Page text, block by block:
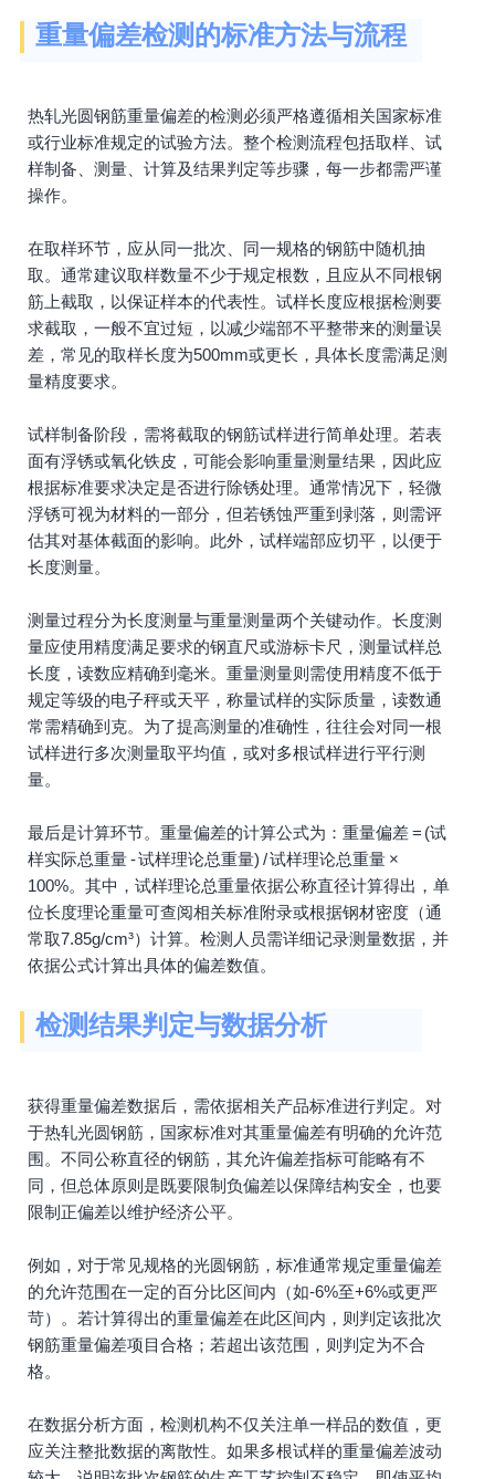
重量偏差检测的标准方法与流程
热轧光圆钢筋重量偏差的检测必须严格遵循相关国家标准
或行业标准规定的试验方法。整个检测流程包括取样、试
样制备、测量、计算及结果判定等步骤，每一步都需严谨
操作。
在取样环节，应从同一批次、同一规格的钢筋中随机抽
取。通常建议取样数量不少于规定根数，且应从不同根钢
筋上截取，以保证样本的代表性。试样长度应根据检测要
求截取，一般不宜过短，以减少端部不平整带来的测量误
差，常见的取样长度为500mm或更长，具体长度需满足测
量精度要求。
试样制备阶段，需将截取的钢筋试样进行简单处理。若表
面有浮锈或氧化铁皮，可能会影响重量测量结果，因此应
根据标准要求决定是否进行除锈处理。通常情况下，轻微
浮锈可视为材料的一部分，但若锈蚀严重到剥落，则需评
估其对基体截面的影响。此外，试样端部应切平，以便于
长度测量。
测量过程分为长度测量与重量测量两个关键动作。长度测
量应使用精度满足要求的钢直尺或游标卡尺，测量试样总
长度，读数应精确到毫米。重量测量则需使用精度不低于
规定等级的电子秤或天平，称量试样的实际质量，读数通
常需精确到克。为了提高测量的准确性，往往会对同一根
试样进行多次测量取平均值，或对多根试样进行平行测
量。
最后是计算环节。重量偏差的计算公式为：重量偏差 = (试
样实际总重量 - 试样理论总重量) / 试样理论总重量 ×
100%。其中，试样理论总重量依据公称直径计算得出，单
位长度理论重量可查阅相关标准附录或根据钢材密度（通
常取7.85g/cm³）计算。检测人员需详细记录测量数据，并
依据公式计算出具体的偏差数值。
检测结果判定与数据分析
获得重量偏差数据后，需依据相关产品标准进行判定。对
于热轧光圆钢筋，国家标准对其重量偏差有明确的允许范
围。不同公称直径的钢筋，其允许偏差指标可能略有不
同，但总体原则是既要限制负偏差以保障结构安全，也要
限制正偏差以维护经济公平。
例如，对于常见规格的光圆钢筋，标准通常规定重量偏差
的允许范围在一定的百分比区间内（如-6%至+6%或更严
苛）。若计算得出的重量偏差在此区间内，则判定该批次
钢筋重量偏差项目合格；若超出该范围，则判定为不合
格。
在数据分析方面，检测机构不仅关注单一样品的数值，更
应关注整批数据的离散性。如果多根试样的重量偏差波动